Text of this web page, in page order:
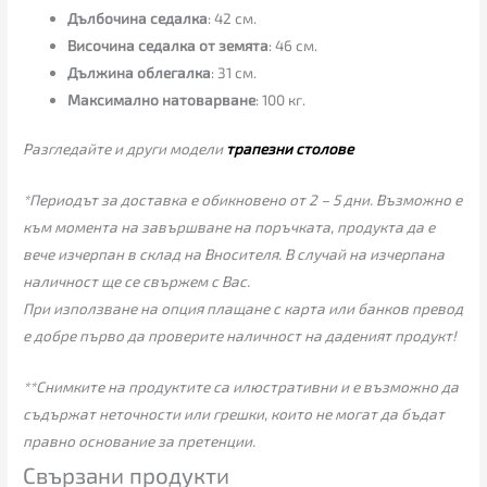
Дълбочина седалка: 42 см.
Височина седалка от земята: 46 см.
Дължина облегалка: 31 см.
Максимално натоварване: 100 кг.
Разгледайте и други моделитрапезни столове
*Периодът за доставка е обикновено от 2 – 5 дни. Възможно е
към момента на завършване на поръчката, продукта да е
вече изчерпан в склад на Вносителя. В случай на изчерпана
наличност ще се свържем с Вас.
При използване на опция плащане с карта или банков превод
е добре първо да проверите наличност на даденият продукт!
**Снимките на продуктите са илюстративни и е възможно да
съдържат неточности или грешки, които не могат да бъдат
правно основание за претенции.
Свързани продукти